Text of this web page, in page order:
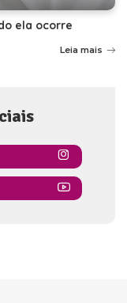
ela ocorre
Leia mais